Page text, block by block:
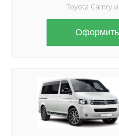
Toyota Camry
Оформить